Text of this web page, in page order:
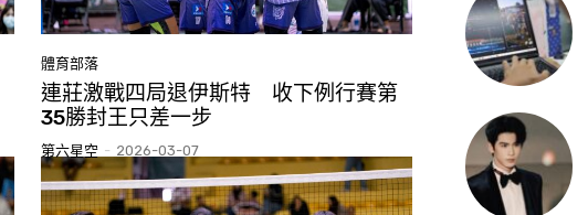
體育部落
連莊激戰四局退伊斯特 收下例行賽第
35勝封王只差一步
第六星空 - 2026-03-07